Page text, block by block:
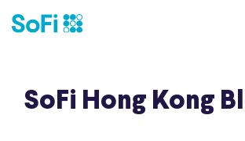
SoFi Hong Kong